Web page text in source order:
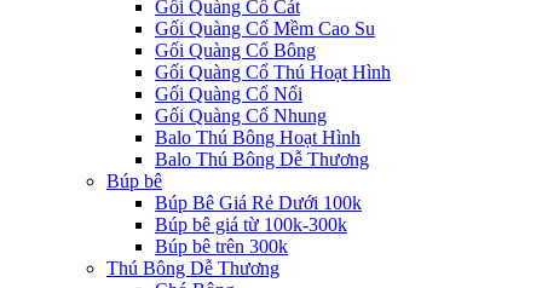
Gối Quàng Cổ Cát
Gối Quàng Cổ Mềm Cao Su
Gối Quàng Cổ Bông
Gối Quàng Cổ Thú Hoạt Hình
Gối Quàng Cổ Nổi
Gối Quàng Cổ Nhung
Balo Thú Bông Hoạt Hình
Balo Thú Bông Dễ Thương
Búp bê
Búp Bê Giá Rẻ Dưới 100k
Búp bê giá từ 100k-300k
Búp bê trên 300k
Thú Bông Dễ Thương